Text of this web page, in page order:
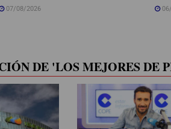
07/08/2026
DE 'LOS MEJORES DE